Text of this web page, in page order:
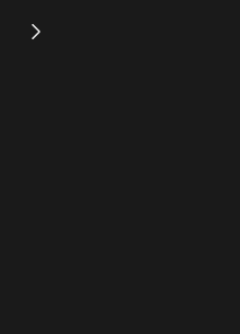
ウント主は、お世辞にも上手いと言
えないリザの写真をべた褒めしてく